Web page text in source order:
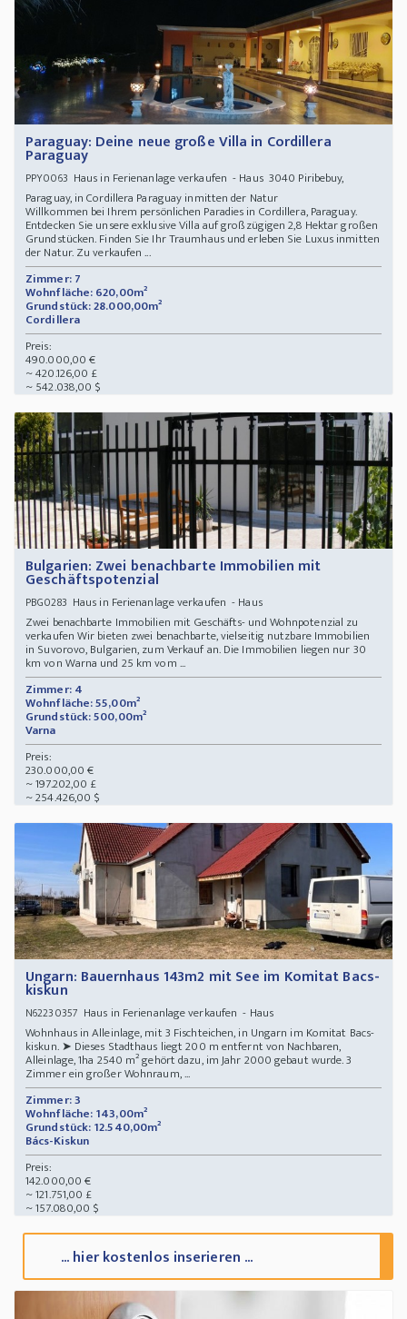
Paraguay: Deine neue große Villa in Cordillera
Paraguay
PPY0063 Haus in Ferienanlage verkaufen - Haus 3040 Piribebuy,
Paraguay, in Cordillera Paraguay inmitten der Natur
Willkommen bei Ihrem persönlichen Paradies in Cordillera, Paraguay.
Entdecken Sie unsere exklusive Villa auf großzügigen 2,8 Hektar großen
Grundstücken. Finden Sie Ihr Traumhaus und erleben Sie Luxus inmitten
der Natur. Zu verkaufen ...
Zimmer: 7
Wohnfläche: 620,00m²
Grundstück: 28.000,00m²
Cordillera
Preis:
490.000,00 €
~ 420.126,00 £
~ 542.038,00 $
Bulgarien: Zwei benachbarte Immobilien mit
Geschäftspotenzial
PBG0283 Haus in Ferienanlage verkaufen - Haus
Zwei benachbarte Immobilien mit Geschäfts- und Wohnpotenzial zu
verkaufen Wir bieten zwei benachbarte, vielseitig nutzbare Immobilien
in Suvorovo, Bulgarien, zum Verkauf an. Die Immobilien liegen nur 30
km von Warna und 25 km vom ...
Zimmer: 4
Wohnfläche: 55,00m²
Grundstück: 500,00m²
Varna
Preis:
230.000,00 €
~ 197.202,00 £
~ 254.426,00 $
Ungarn: Bauernhaus 143m2 mit See im Komitat Bacs-
kiskun
N62230357 Haus in Ferienanlage verkaufen - Haus
Wohnhaus in Alleinlage, mit 3 Fischteichen, in Ungarn im Komitat Bacs-
kiskun. ➤ Dieses Stadthaus liegt 200 m entfernt von Nachbaren,
Alleinlage, 1ha 2540 m² gehört dazu, im Jahr 2000 gebaut wurde. 3
Zimmer ein großer Wohnraum, ...
Zimmer: 3
Wohnfläche: 143,00m²
Grundstück: 12.540,00m²
Bács-Kiskun
Preis:
142.000,00 €
~ 121.751,00 £
~ 157.080,00 $
... hier kostenlos inserieren ...